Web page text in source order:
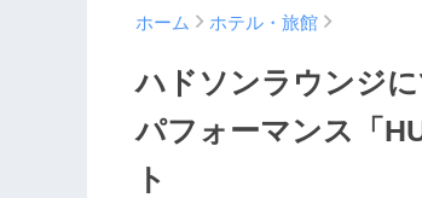
ホーム ホテル・旅館
ハドソンラウンジ
パフォーマンス「
ト